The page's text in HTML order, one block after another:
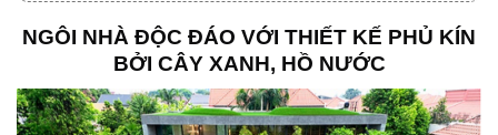
NGÔI NHÀ ĐỘC ĐÁO VỚI THIẾT KẾ PHỦ KÍN
BỞI CÂY XANH, HỒ NƯỚC